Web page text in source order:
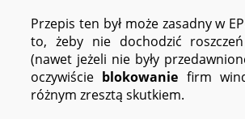
Przepis ten był może zasadny w
to, żeby nie dochodzić
(nawet jeżeli nie były
oczywiście blokowanie firm
różnym zresztą skutkiem.